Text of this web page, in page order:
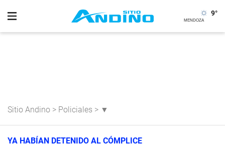
9°
Sitio Andino > Policiales > ▼
YA HABÍAN DETENIDO AL CÓMPLICE